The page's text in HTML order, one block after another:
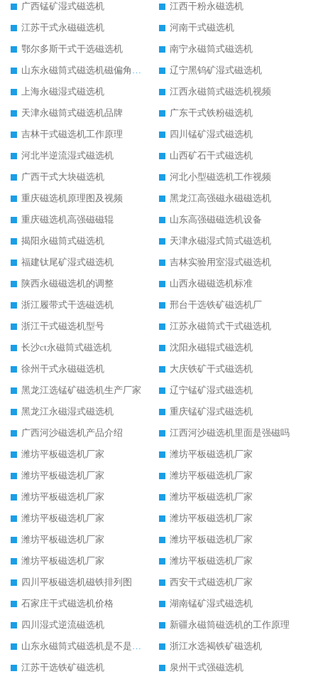
广西锰矿湿式磁选机
江西干粉永磁选机
江苏干式永磁磁选机
河南干式磁选机
鄂尔多斯干式干选磁选机
南宁永磁筒式磁选机
山东永磁筒式磁选机磁偏角怎么调整
辽宁黑钨矿湿式磁选机
上海永磁湿式磁选机
江西永磁筒式磁选机视频
天津永磁筒式磁选机品牌
广东干式铁粉磁选机
吉林干式磁选机工作原理
四川锰矿湿式磁选机
河北半逆流湿式磁选机
山西矿石干式磁选机
广西干式大块磁选机
河北小型磁选机工作视频
重庆磁选机原理图及视频
黑龙江高强磁永磁磁选机
重庆磁选机高强磁磁辊
山东高强磁磁选机设备
揭阳永磁筒式磁选机
天津永磁湿式筒式磁选机
福建钛尾矿湿式磁选机
吉林实验用室湿式磁选机
陕西永磁磁选机的调整
山西永磁磁选机标准
浙江履带式干选磁选机
邢台干选铁矿磁选机厂
浙江干式磁选机型号
江苏永磁筒式干式磁选机
长沙ct永磁筒式磁选机
沈阳永磁辊式磁选机
徐州干式永磁磁选机
大庆铁矿干式磁选机
黑龙江选锰矿磁选机生产厂家
辽宁锰矿湿式磁选机
黑龙江永磁湿式磁选机
重庆锰矿湿式磁选机
广西河沙磁选机产品介绍
江西河沙磁选机里面是强磁吗
潍坊平板磁选机厂家
潍坊平板磁选机厂家
潍坊平板磁选机厂家
潍坊平板磁选机厂家
潍坊平板磁选机厂家
潍坊平板磁选机厂家
潍坊平板磁选机厂家
潍坊平板磁选机厂家
潍坊平板磁选机厂家
潍坊平板磁选机厂家
潍坊平板磁选机厂家
潍坊平板磁选机厂家
四川平板磁选机磁铁排列图
西安干式磁选机厂家
石家庄干式磁选机价格
湖南锰矿湿式磁选机
四川湿式逆流磁选机
新疆永磁筒磁选机的工作原理
山东永磁筒式磁选机是不是强磁
浙江水选褐铁矿磁选机
江苏干选铁矿磁选机
泉州干式强磁选机